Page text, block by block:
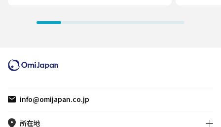
の組成表や手計算に依存することなく、
効率化とデータの一貫性向上に貢献して
います。
info@omijapan.co.jp
所在地